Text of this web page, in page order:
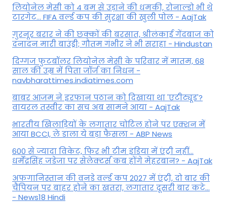
ल‍ियोनेल मेसी को 4 बम से उड़ाने की धमकी, रोनाल्डो भी थे
टारगेट... FIFA वर्ल्ड कप की सुरक्षा की खुली पोल - AajTak
गुरनूर बरार ने की छक्कों की बरसात, श्रीलंकाई गेंदबाज को
दनादन मारी बाउंड्री; गौतम गंभीर ने भी सराहा - Hindustan
दिग्गज फुटबॉलर लियोनेल मेसी के परिवार में मातम, 68
साल की उम्र में पिता जॉर्ज का निधन -
navbharattimes.indiatimes.com
बाबर आजम ने इरफान पठान को दिखाया था 'एटीट्यूड'?
वायरल तस्वीर का सच अब सामने आया - AajTak
भारतीय खिलाड़ियों के लगातार चोटिल होने पर एक्शन में
आया BCCI, ले डाला ये बड़ा फैसला - ABP News
600 से ज्यादा विकेट, फिर भी टीम इंडिया में एंट्री नहीं...
धर्मेंद्रसिंह जडेजा पर सेलेक्टर्स कब होंगे मेहरबान? - AajTak
अफगानिस्तान की वनडे वर्ल्ड कप 2027 में एंट्री, दो बार की
चैंपियन पर बाहर होने का खतरा, लगातार दूसरी बार कटे...
- News18 Hindi